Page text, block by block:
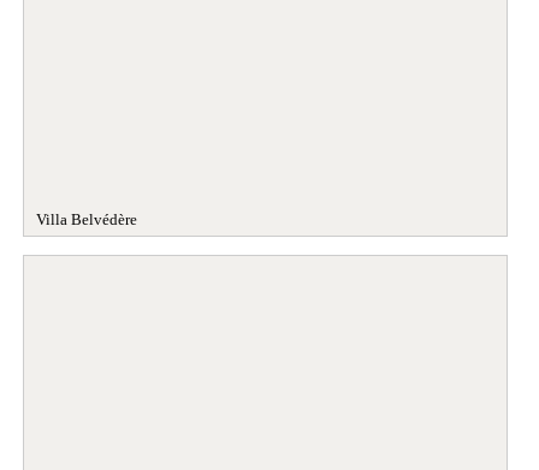
Villa Belvédère